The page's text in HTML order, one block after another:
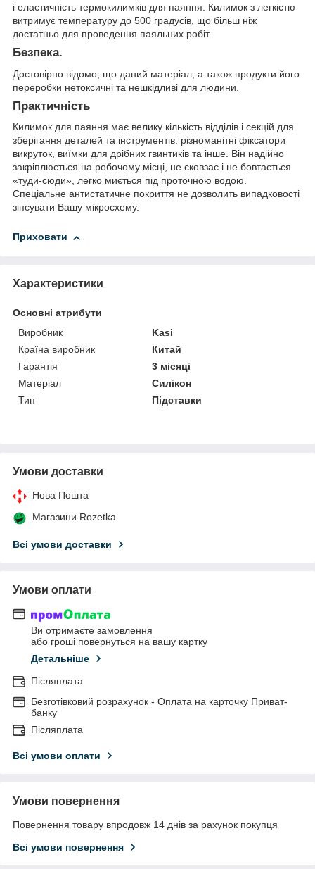
і еластичність термокилимків для паяння. Килимок з легкістю
витримує температуру до 500 градусів, що більш ніж
достатньо для проведення паяльних робіт.
Безпека.
Достовірно відомо, що даний матеріал, а також продукти його
переробки нетоксичні та нешкідливі для людини.
Практичність
Килимок для паяння має велику кількість відділів і секцій для
зберігання деталей та інструментів: різноманітні фіксатори
викруток, виїмки для дрібних гвинтиків та інше. Він надійно
закріплюється на робочому місці, не сковзає і не бовтається
«туди-сюди», легко миється під проточною водою.
Спеціальне антистатичне покриття не дозволить випадковості
зіпсувати Вашу мікросхему.
Приховати
Характеристики
Основні атрибути
Виробник
Kasi
Країна виробник
Китай
Гарантія
3 місяці
Матеріал
Силікон
Тип
Підставки
Умови доставки
Нова Пошта
Магазини Rozetka
Всі умови доставки
Умови оплати
Ви отримаєте замовлення
або гроші повернуться на вашу картку
Детальніше
Післяплата
Безготівковий розрахунок - Оплата на карточку Приват-
банку
Післяплата
Всі умови оплати
Умови повернення
Повернення товару впродовж 14 днів за рахунок покупця
Всі умови повернення